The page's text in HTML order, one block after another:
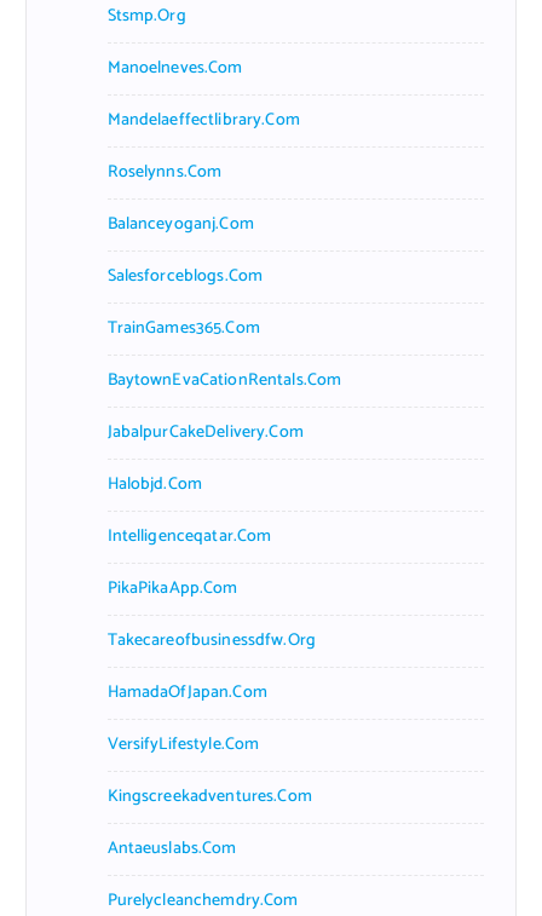
Stsmp.org
Manoelneves.com
Mandelaeffectlibrary.com
Roselynns.com
Balanceyoganj.com
Salesforceblogs.com
TrainGames365.com
BaytownEvaCationRentals.com
JabalpurCakeDelivery.com
Halobjd.com
Intelligenceqatar.com
PikaPikaApp.com
Takecareofbusinessdfw.org
HamadaOfJapan.com
VersifyLifestyle.com
Kingscreekadventures.com
Antaeuslabs.com
Purelycleanchemdry.com